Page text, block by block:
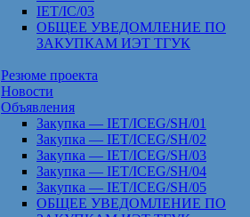
IET/IC/03
ОБЩЕЕ УВЕДОМЛЕНИЕ ПО
ЗАКУПКАМ ИЭТ ТГУК
Резюме проекта
Новости
Объявления
Закупка — IET/ICEG/SH/01
Закупка — IET/ICEG/SH/02
Закупка — IET/ICEG/SH/03
Закупка — IET/ICEG/SH/04
Закупка — IET/ICEG/SH/05
ОБЩЕЕ УВЕДОМЛЕНИЕ ПО